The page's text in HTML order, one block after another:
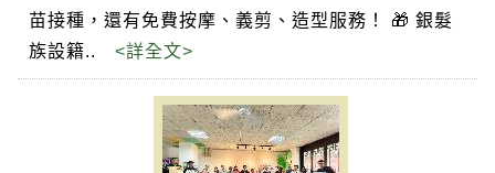
苗接種，還有免費按摩、義剪、造型服務！ 🎁 銀髮
族設籍.. <詳全文>